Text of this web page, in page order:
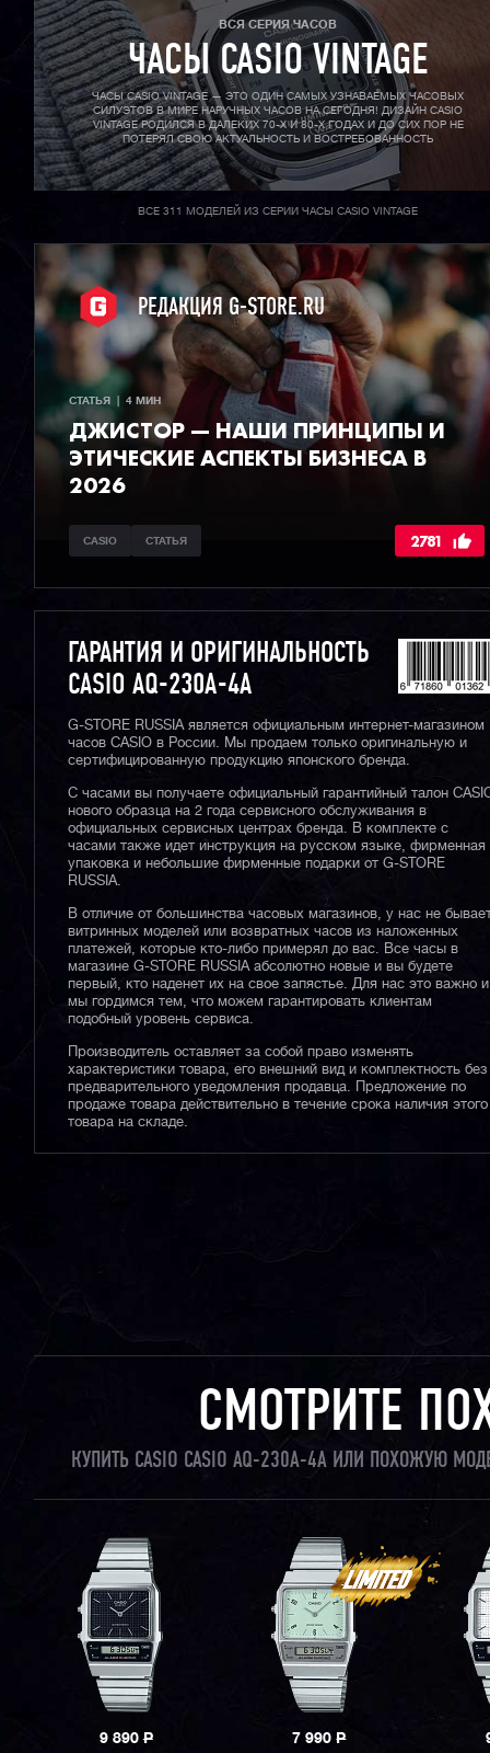
ВСЯ СЕРИЯ ЧАСОВ
ЧАСЫ CASIO VINTAGE
ЧАСЫ CASIO VINTAGE — ЭТО ОДИН САМЫХ УЗНАВАЕМЫХ ЧАСОВЫХ
СИЛУЭТОВ В МИРЕ НАРУЧНЫХ ЧАСОВ НА СЕГОДНЯ! ДИЗАЙН CASIO
VINTAGE РОДИЛСЯ В ДАЛЕКИХ 70-X И 80-X ГОДАХ И ДО СИХ ПОР НЕ
ПОТЕРЯЛ СВОЮ АКТУАЛЬНОСТЬ И ВОСТРЕБОВАННОСТЬ
ВСЕ 311 МОДЕЛЕЙ ИЗ СЕРИИ ЧАСЫ CASIO VINTAGE
РЕДАКЦИЯ G-STORE.RU
СТАТЬЯ  |  4 МИН
ДЖИСТОР — НАШИ ПРИНЦИПЫ И
ЭТИЧЕСКИЕ АСПЕКТЫ БИЗНЕСА В
2026
CASIO СТАТЬЯ 2781
ГАРАНТИЯ И ОРИГИНАЛЬНОСТЬ
CASIO AQ-230A-4A
G-STORE RUSSIA является официальным интернет-магазином
часов CASIO в России. Мы продаем только оригинальную и
сертифицированную продукцию японского бренда.
С часами вы получаете официальный гарантийный талон
нового образца на 2 года сервисного обслуживания в
официальных сервисных центрах бренда. В комплекте с
часами также идет инструкция на русском языке, фирменная
упаковка и небольшие фирменные подарки от G-STORE
RUSSIA.
В отличие от большинства часовых магазинов, у нас не
витринных моделей или возвратных часов из наложенных
платежей, которые кто-либо примерял до вас. Все часы в
магазине G-STORE RUSSIA абсолютно новые и вы будете
первый, кто наденет их на свое запястье. Для нас это важно и
мы гордимся тем, что можем гарантировать клиентам
подобный уровень сервиса.
Производитель оставляет за собой право изменять
характеристики товара, его внешний вид и комплектность без
предварительного уведомления продавца. Предложение по
продаже товара действительно в течение срока наличия этого
товара на складе.
СМОТРИТЕ
КУПИТЬ CASIO CASIO AQ-230A-4A ИЛИ ПОХОЖУЮ
9 890P 7 990P